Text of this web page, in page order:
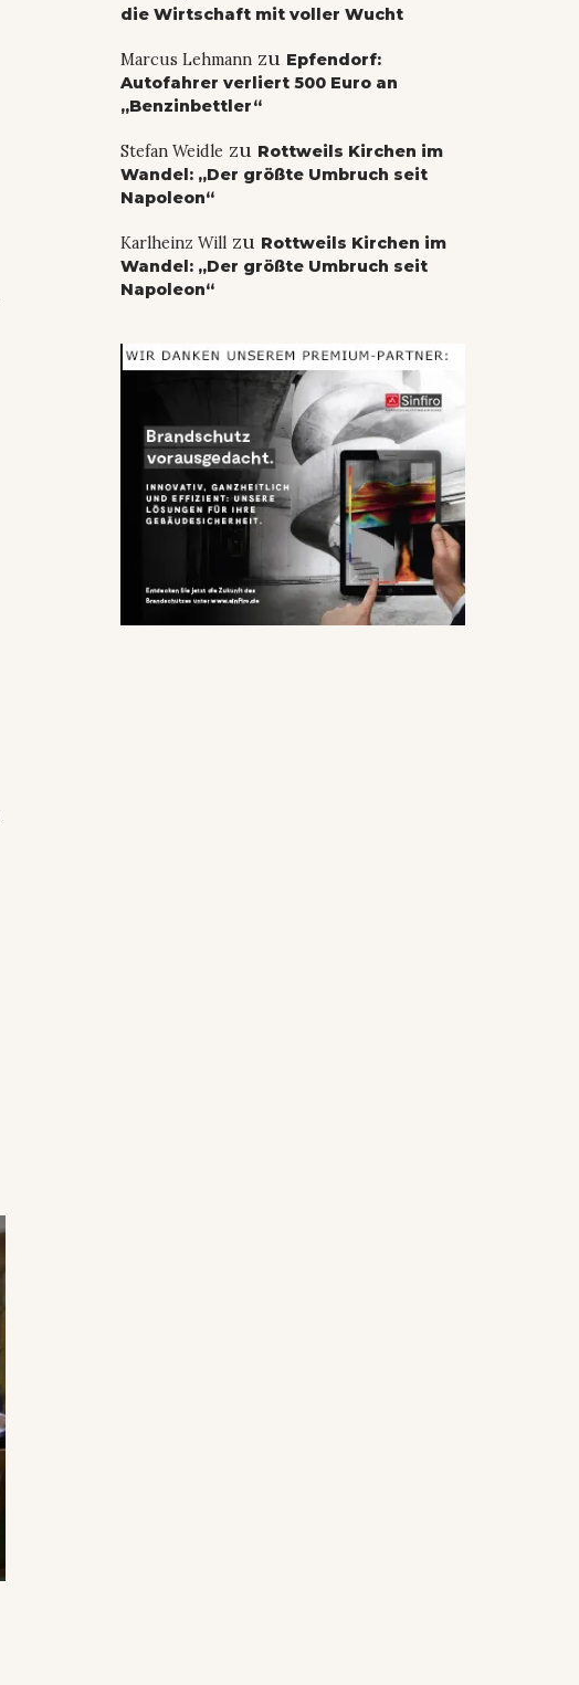
die Wirtschaft mit voller Wucht
Marcus Lehmannzu Epfendorf:
Autofahrer verliert 500 Euro an
„Benzinbettler“
Stefan Weidle zu Rottweils Kirchen im
Wandel: „Der größte Umbruch seit
Napoleon“
Karlheinz Willzu Rottweils Kirchen im
Wandel: „Der größte Umbruch seit
Napoleon“